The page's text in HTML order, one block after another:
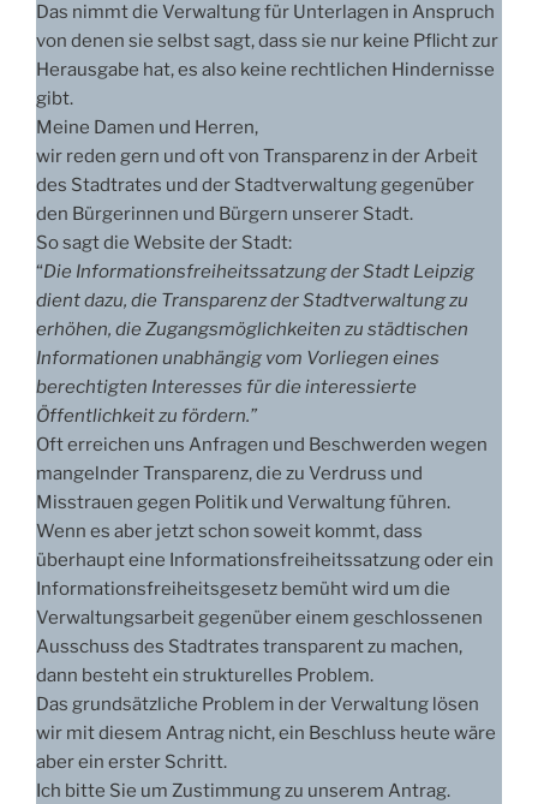
Das nimmt die Verwaltung für Unterlagen in Anspruch
von denen sie selbst sagt, dass sie nur keine Pflicht zur
Herausgabe hat, es also keine rechtlichen Hindernisse
gibt.
Meine Damen und Herren,
wir reden gern und oft von Transparenz in der Arbeit
des Stadtrates und der Stadtverwaltung gegenüber
den Bürgerinnen und Bürgern unserer Stadt.
So sagt die Website der Stadt:
“Die Informationsfreiheitssatzung der Stadt Leipzig
dient dazu, die Transparenz der Stadtverwaltung zu
erhöhen, die Zugangsmöglichkeiten zu städtischen
Informationen unabhängig vom Vorliegen eines
berechtigten Interesses für die interessierte
Öffentlichkeit zu fördern.”
Oft erreichen uns Anfragen und Beschwerden wegen
mangelnder Transparenz, die zu Verdruss und
Misstrauen gegen Politik und Verwaltung führen.
Wenn es aber jetzt schon soweit kommt, dass
überhaupt eine Informationsfreiheitssatzung oder ein
Informationsfreiheitsgesetz bemüht wird um die
Verwaltungsarbeit gegenüber einem geschlossenen
Ausschuss des Stadtrates transparent zu machen,
dann besteht ein strukturelles Problem.
Das grundsätzliche Problem in der Verwaltung lösen
wir mit diesem Antrag nicht, ein Beschluss heute wäre
aber ein erster Schritt.
Ich bitte Sie um Zustimmung zu unserem Antrag.